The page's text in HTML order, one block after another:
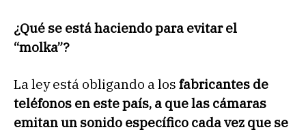
¿Qué se está haciendo para evitar el
“molka”?
La ley está obligando a los fabricantes de
teléfonos en este país, a que las cámaras
emitan un sonido específico cada vez que se